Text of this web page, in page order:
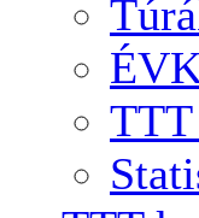
TTT